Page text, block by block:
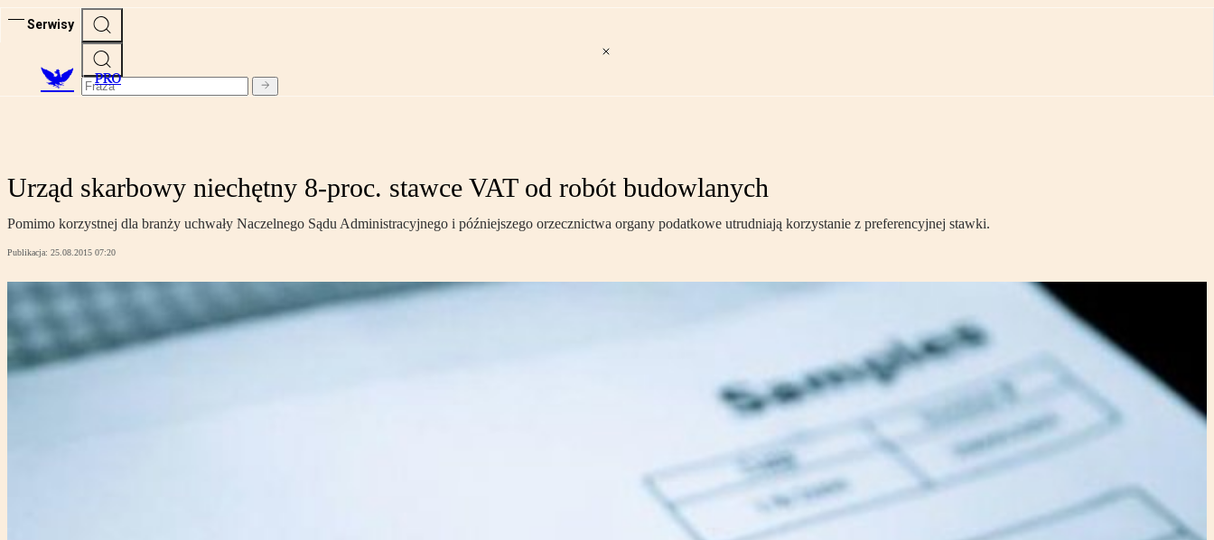
Serwisy
PRO
Urząd skarbowy niechętny 8-proc. stawce VAT od robót budowlanych
Pomimo korzystnej dla branży uchwały Naczelnego Sądu Administracyjnego i późniejszego orzecznictwa organy podatkowe utrudniają korzystanie z preferencyjnej stawki.
Publikacja: 25.08.2015 07:20